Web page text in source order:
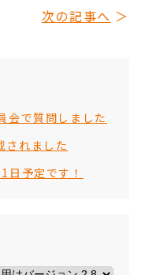
次の記事へ
会で質問しました
されました
日予定です！